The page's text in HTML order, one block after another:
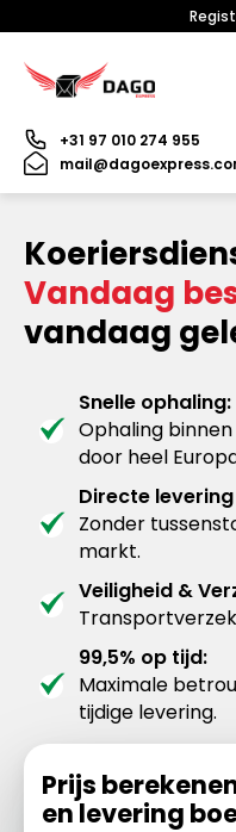
+31 97 010 274 955
Vandaag
vandaag
Snelle ophaling:
Ophaling
door heel
Directe
Zonder
markt.
Veiligheid &
99,5% op tijd:
Maximale
tijdige levering.
Prijs
en levering